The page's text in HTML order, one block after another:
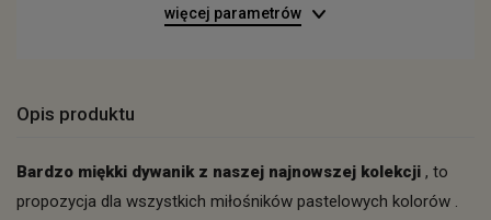
więcej parametrów
Opis produktu
Bardzo miękki dywanik z naszej najnowszej kolekcji , to
propozycja dla wszystkich miłośników pastelowych kolorów .